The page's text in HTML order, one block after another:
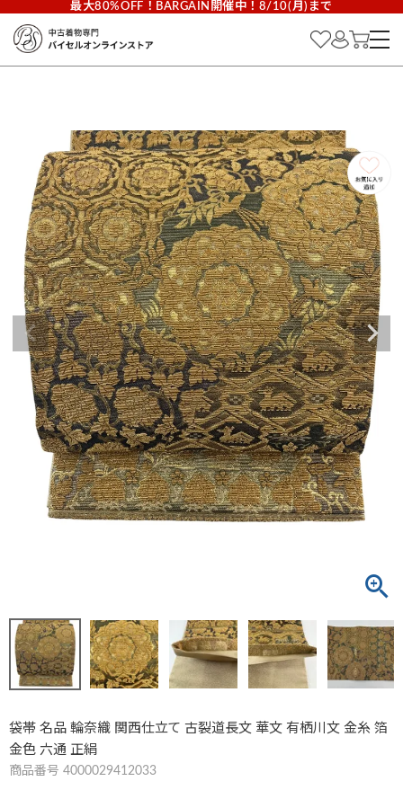
最大80%OFF！BARGAIN開催中！8/10(月)まで
袋帯 名品 輪奈織 関西仕立て 古裂道長文 華文 有栖川文 金糸 箔
金色 六通 正絹
商品番号 4000029412033